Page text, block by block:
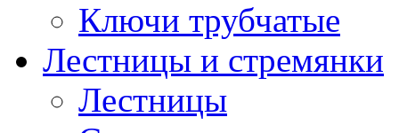
Ключи трубчатые
Лестницы и стремянки
Лестницы